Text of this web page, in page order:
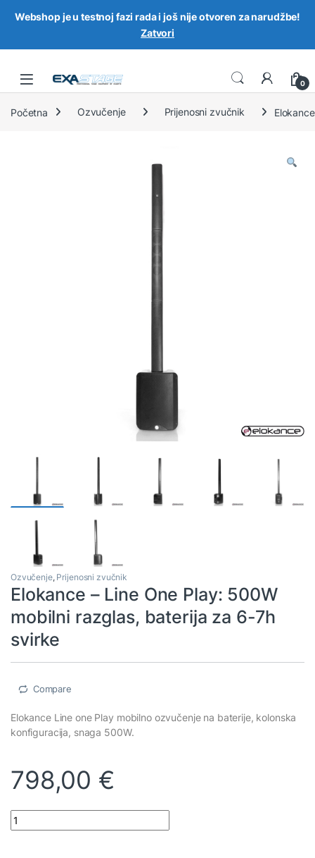
Skip to navigation
Skip to content
0
Početna Ozvučenje Prijenosni zvučnik
Ozvučenje, Prijenosni zvučnik
Elokance – Line One Play: 500W
mobilni razglas, baterija za 6-7h
svirke
Compare
Elokance Line one Play mobilno ozvučenje na baterije, kolonska
konfiguracija, snaga 500W.
798,00 €
Elokance - Line One Play: 500W mobilni razglas, baterija za 6-
Webshop je u testnoj fazi rada i još nije otvoren za narudžbe!
Zatvori